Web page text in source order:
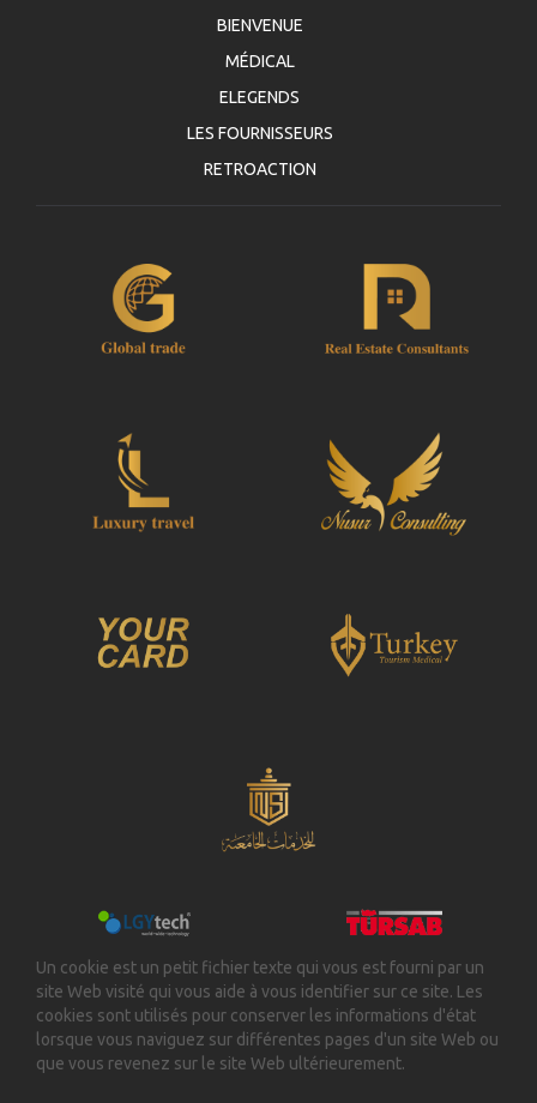
BIENVENUE
MÉDICAL
ELEGENDS
LES FOURNISSEURS
RETROACTION
Un cookie est un petit fichier texte qui vous est fourni par un
site Web visité qui vous aide à vous identifier sur ce site. Les
cookies sont utilisés pour conserver les informations d'état
lorsque vous naviguez sur différentes pages d'un site Web ou
que vous revenez sur le site Web ultérieurement.